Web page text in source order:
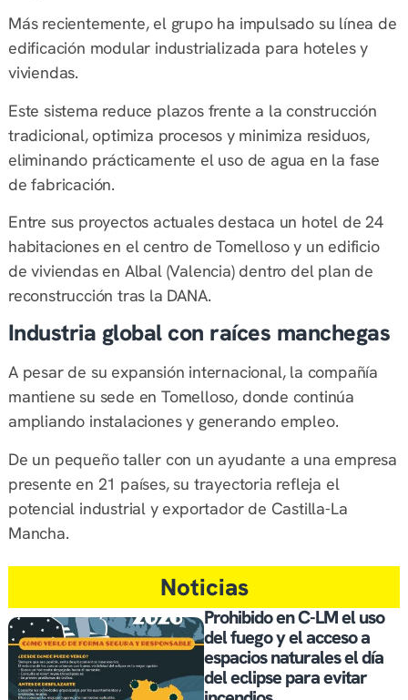
Más recientemente, el grupo ha impulsado su línea de
edificación modular industrializada para hoteles y
viviendas.
Este sistema reduce plazos frente a la construcción
tradicional, optimiza procesos y minimiza residuos,
eliminando prácticamente el uso de agua en la fase
de fabricación.
Entre sus proyectos actuales destaca un hotel de 24
habitaciones en el centro de Tomelloso y un edificio
de viviendas en Albal (Valencia) dentro del plan de
reconstrucción tras la DANA.
Industria global con raíces manchegas
A pesar de su expansión internacional, la compañía
mantiene su sede en Tomelloso, donde continúa
ampliando instalaciones y generando empleo.
De un pequeño taller con un ayudante a una empresa
presente en 21 países, su trayectoria refleja el
potencial industrial y exportador de Castilla-La
Mancha.
Noticias
Prohibido en C-LM el uso
del fuego y el acceso a
espacios naturales el día
del eclipse para evitar